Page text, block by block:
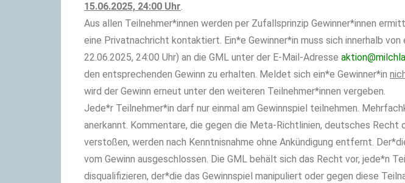
15.06.2025, 24:00 Uhr.
Aus allen Teilnehmer*innen werden per Zufallsprinzip Gewinner*innen
eine Privatnachricht kontaktiert. Ein*e Gewinner*in muss sich innerhalb von
22.06.2025, 24:00 Uhr) an die GML unter der E-Mail-Adresse
den entsprechenden Gewinn zu erhalten. Meldet sich ein*e Gewinner*in
wird der Gewinn erneut unter den weiteren Teilnehmer*innen vergeben.
Jede*r Teilnehmer*in darf nur einmal am Gewinnspiel teilnehmen.
anerkannt. Kommentare, die gegen die Meta-Richtlinien, deutsches Recht
verstoßen, werden nach Kenntnisnahme ohne Ankündigung entfernt.
vom Gewinn ausgeschlossen. Die GML behält sich das Recht vor, jede*n
disqualifizieren, der*die das Gewinnspiel manipuliert oder gegen diese